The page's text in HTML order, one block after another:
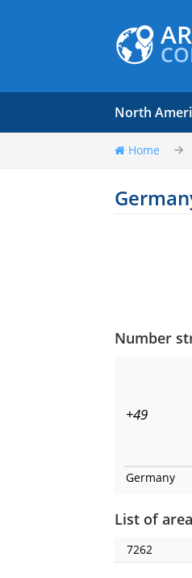
North
Home
Number
+49
Germany
List of
7262